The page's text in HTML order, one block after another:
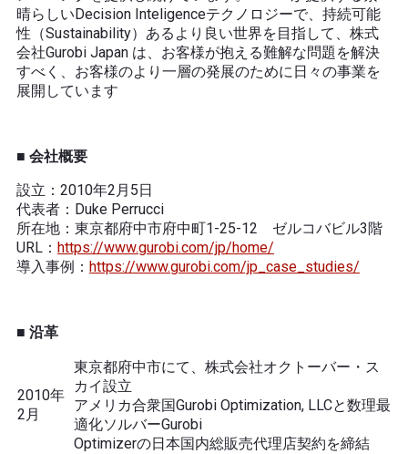
晴らしいDecision Inteligenceテクノロジーで、持続可能
性（Sustainability）あるより良い世界を目指して、株式
会社Gurobi Japan は、お客様が抱える難解な問題を解決
すべく、お客様のより一層の発展のために日々の事業を
展開しています
■ 会社概要
設立：2010年2月5日
代表者：Duke Perrucci
所在地：東京都府中市府中町1-25-12 ゼルコバビル3階
URL： https://www.gurobi.com/jp/home/
導入事例： https://www.gurobi.com/jp_case_studies/
■ 沿革
2010年
2月
東京都府中市にて、株式会社オクトーバー・ス
カイ設立
アメリカ合衆国Gurobi Optimization, LLCと数理最
適化ソルバーGurobi
Optimizerの日本国内総販売代理店契約を締結